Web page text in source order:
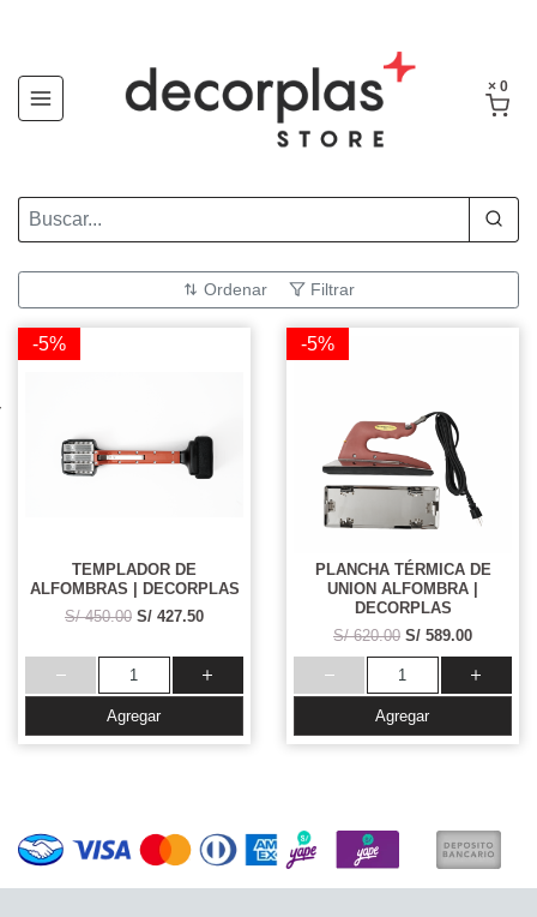
× 0
Ordenar Filtrar
-5%
TEMPLADOR DE
ALFOMBRAS | DECORPLAS
S/ 450.00 S/ 427.50
Agregar
-5%
PLANCHA TÉRMICA DE
UNION ALFOMBRA |
DECORPLAS
S/ 620.00 S/ 589.00
Agregar